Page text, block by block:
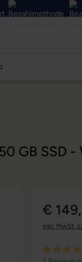
GB SSD -
€
inkl. MwSt.